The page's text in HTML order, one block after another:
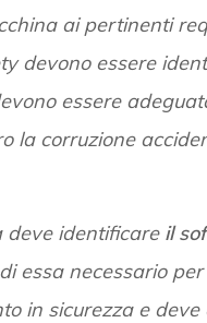
ai pertinenti
devono essere
essere
la corruzione
deve identificare il
essa necessario per
in sicurezza e deve